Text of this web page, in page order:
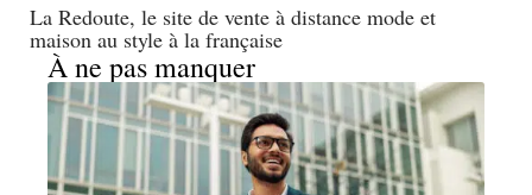
La Redoute, le site de vente à distance mode et
maison au style à la française
À ne pas manquer